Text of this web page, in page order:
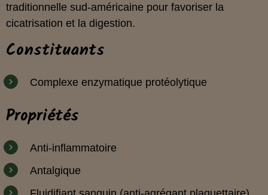
traditionnelle sud-américaine pour favoriser la
cicatrisation et la digestion.
Constituants
Complexe enzymatique protéolytique
Propriétés
Anti-inflammatoire
Antalgique